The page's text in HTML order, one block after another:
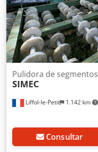
Liffol-le-Petit 1.142 km
Pulidora de segmentos
SIMEC
Consultar